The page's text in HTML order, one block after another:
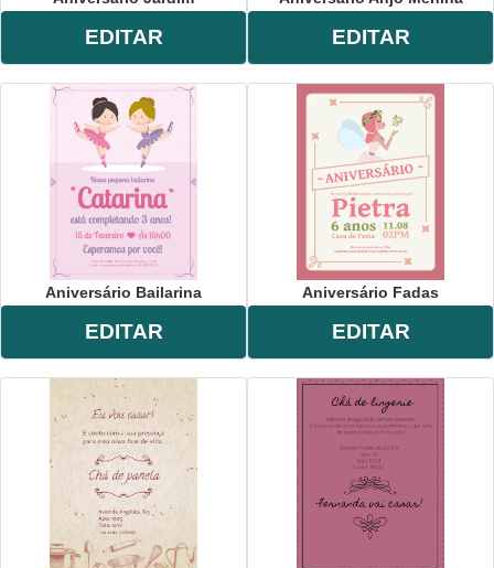
EDITAR EDITAR
Aniversário Bailarina
EDITAR
Aniversário Fadas
EDITAR